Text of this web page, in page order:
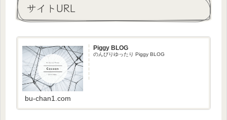
サイトURL
Piggy BLOG
のんびりゆったり Piggy BLOG
bu-chan1.com